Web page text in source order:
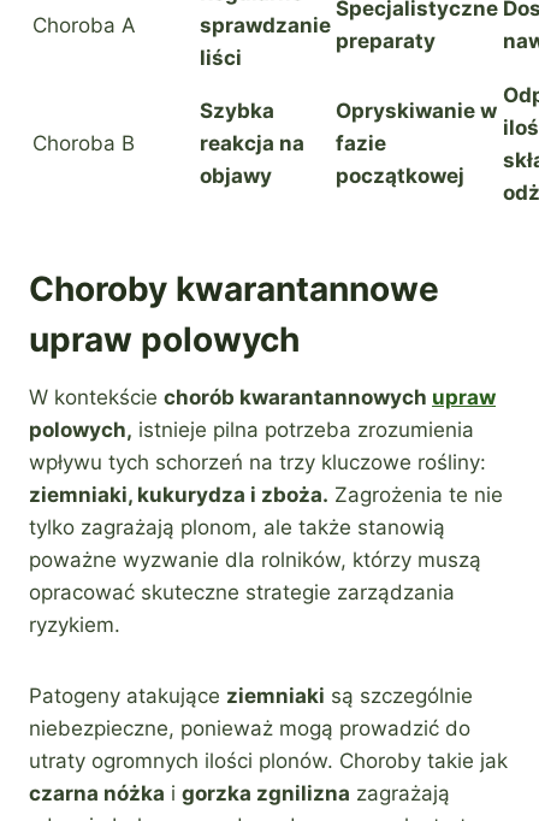
Choroba A
sprawdzanie
liści
Specjalistyczne
preparaty
Choroba B
Szybka
reakcja na
objawy
Opryskiwanie w
fazie
początkowej
Choroby kwarantannowe
upraw polowych
W kontekście chorób kwarantannowych upraw
polowych, istnieje pilna potrzeba zrozumienia
wpływu tych schorzeń na trzy kluczowe rośliny:
ziemniaki, kukurydza i zboża. Zagrożenia te nie
tylko zagrażają plonom, ale także stanowią
poważne wyzwanie dla rolników, którzy muszą
opracować skuteczne strategie zarządzania
ryzykiem.
Patogeny atakujące ziemniaki są szczególnie
niebezpieczne, ponieważ mogą prowadzić do
utraty ogromnych ilości plonów. Choroby takie jak
czarna nóżka i gorzka zgnilizna zagrażają